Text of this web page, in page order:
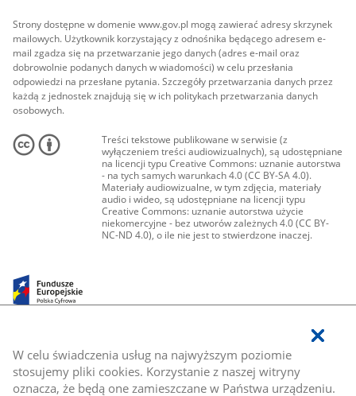
W celu świadczenia usług na najwyższym poziomie
stosujemy pliki cookies. Korzystanie z naszej witryny
oznacza, że będą one zamieszczane w Państwa urządzeniu.
Strony dostępne w domenie www.gov.pl mogą zawierać adresy skrzynek
mailowych. Użytkownik korzystający z odnośnika będącego adresem e-
mail zgadza się na przetwarzanie jego danych (adres e-mail oraz
dobrowolnie podanych danych w wiadomości) w celu przesłania
odpowiedzi na przesłane pytania. Szczegóły przetwarzania danych przez
każdą z jednostek znajdują się w ich politykach przetwarzania danych
osobowych.
Treści tekstowe publikowane w serwisie (z
wyłączeniem treści audiowizualnych), są udostępniane
na licencji typu Creative Commons: uznanie autorstwa
- na tych samych warunkach 4.0 (CC BY-SA 4.0).
Materiały audiowizualne, w tym zdjęcia, materiały
audio i wideo, są udostępniane na licencji typu
Creative Commons: uznanie autorstwa użycie
niekomercyjne - bez utworów zależnych 4.0 (CC BY-
NC-ND 4.0), o ile nie jest to stwierdzone inaczej.